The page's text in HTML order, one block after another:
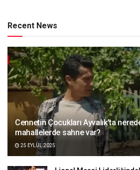
Recent News
Cennetin Çocukları Ayvalık’ta
mahallelerde sahne var?
25 EYLÜL 2025